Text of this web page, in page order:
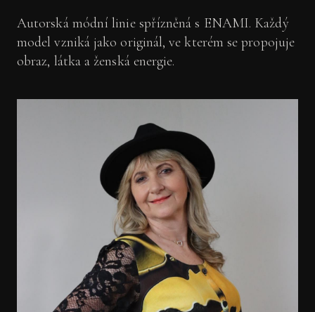
Autorská módní linie spřízněná s ENAMI. Každý
model vzniká jako originál, ve kterém se propojuje
obraz, látka a ženská energie.